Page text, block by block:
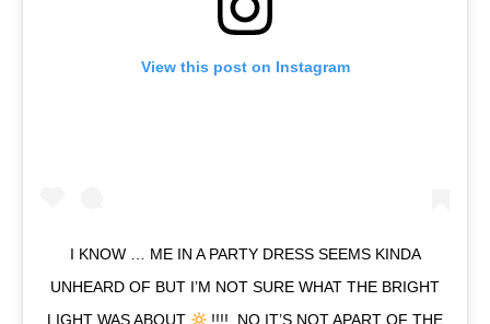
View this post on Instagram
I KNOW … ME IN A PARTY DRESS SEEMS KINDA
UNHEARD OF BUT I’M NOT SURE WHAT THE BRIGHT
LIGHT WAS ABOUT
!!!! NO IT’S NOT APART OF THE